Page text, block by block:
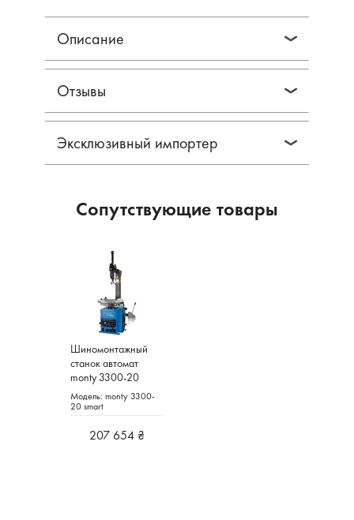
Описание
Отзывы
Эксклюзивный импортер
Сопутствующие товары
Шиномонтажный
станок автомат
monty 3300-20
smart HOFMANN
Германия
Модель: monty 3300-
20 smart
207 654 ₴